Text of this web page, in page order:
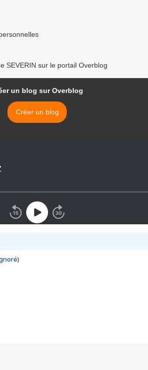
SEVERIN sur le portail Overblog
un blog sur Overblog
Créer un blog